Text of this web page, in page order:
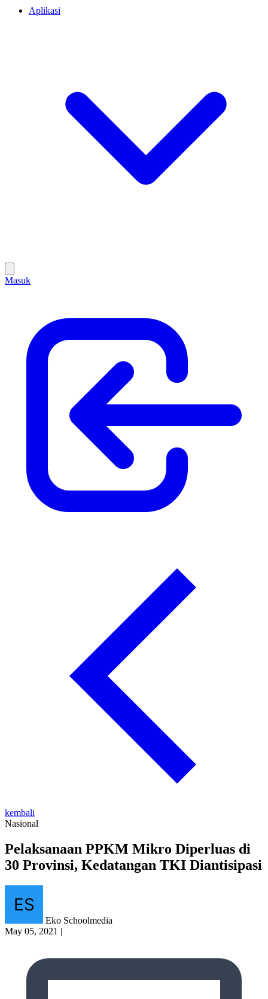
Aplikasi
Masuk
kembali
Nasional
Pelaksanaan PPKM Mikro Diperluas di
30 Provinsi, Kedatangan TKI Diantisipasi
Eko Schoolmedia
May 05, 2021 |